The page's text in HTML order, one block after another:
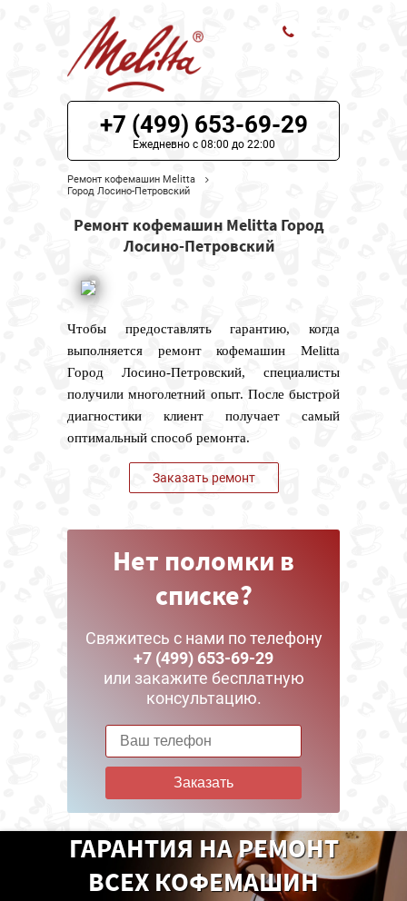
ЦЕНЫ НА РЕМОНТ
О СЕРВИСЕ
МОДЕЛИ MELITTA
НАШИ КОНТАКТЫ
+7 (499) 653-69-29
Ежедневно с 08:00 до 22:00
Ремонт кофемашин Melitta
Город Лосино-Петровский
Ремонт кофемашин Melitta Город
Лосино-Петровский
Чтобы предоставлять гарантию, когда
выполняется ремонт кофемашин Melitta
Город Лосино-Петровский, специалисты
получили многолетний опыт. После быстрой
диагностики клиент получает самый
оптимальный способ ремонта.
Заказать ремонт
Нет поломки в
списке?
Свяжитесь с нами по телефону
+7 (499) 653-69-29
или закажите бесплатную
консультацию.
Заказать
ГАРАНТИЯ НА РЕМОНТ
ВСЕХ КОФЕМАШИН